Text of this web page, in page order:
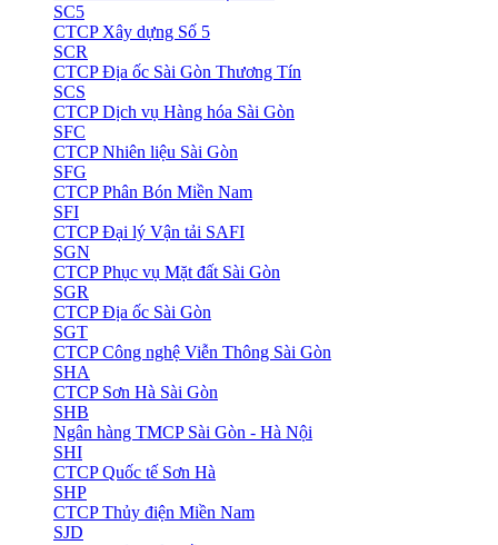
SC5
CTCP Xây dựng Số 5
SCR
CTCP Địa ốc Sài Gòn Thương Tín
SCS
CTCP Dịch vụ Hàng hóa Sài Gòn
SFC
CTCP Nhiên liệu Sài Gòn
SFG
CTCP Phân Bón Miền Nam
SFI
CTCP Đại lý Vận tải SAFI
SGN
CTCP Phục vụ Mặt đất Sài Gòn
SGR
CTCP Địa ốc Sài Gòn
SGT
CTCP Công nghệ Viễn Thông Sài Gòn
SHA
CTCP Sơn Hà Sài Gòn
SHB
Ngân hàng TMCP Sài Gòn - Hà Nội
SHI
CTCP Quốc tế Sơn Hà
SHP
CTCP Thủy điện Miền Nam
SJD